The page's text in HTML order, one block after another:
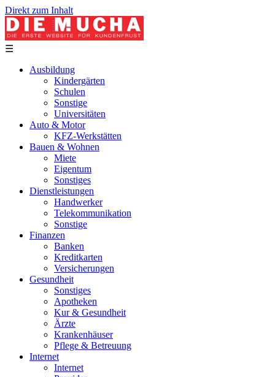
Direkt zum Inhalt
☰
Ausbildung
Kindergärten
Schulen
Sonstige
Universitäten
Auto & Motor
KFZ-Werkstätten
Bauen & Wohnen
Miete
Eigentum
Sonstiges
Dienstleistungen
Handwerker
Telekommunikation
Sonstige
Finanzen
Banken
Kreditkarten
Versicherungen
Gesundheit
Sonstiges
Apotheken
Kur & Gesundheit
Ärzte
Krankenhäuser
Pflege & Betreuung
Internet
Internet